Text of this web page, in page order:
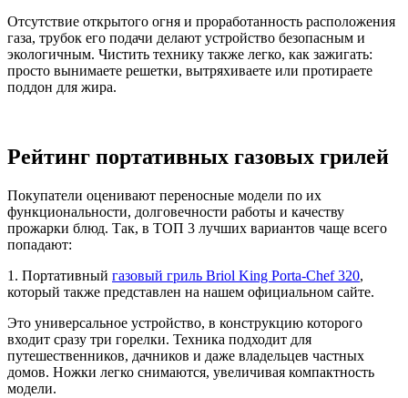
Отсутствие открытого огня и проработанность расположения
газа, трубок его подачи делают устройство безопасным и
экологичным. Чистить технику также легко, как зажигать:
просто вынимаете решетки, вытряхиваете или протираете
поддон для жира.
Рейтинг портативных газовых грилей
Покупатели оценивают переносные модели по их
функциональности, долговечности работы и качеству
прожарки блюд. Так, в ТОП 3 лучших вариантов чаще всего
попадают:
1. Портативный газовый гриль Briol King Porta-Chef 320,
который также представлен на нашем официальном сайте.
Это универсальное устройство, в конструкцию которого
входит сразу три горелки. Техника подходит для
путешественников, дачников и даже владельцев частных
домов. Ножки легко снимаются, увеличивая компактность
модели.